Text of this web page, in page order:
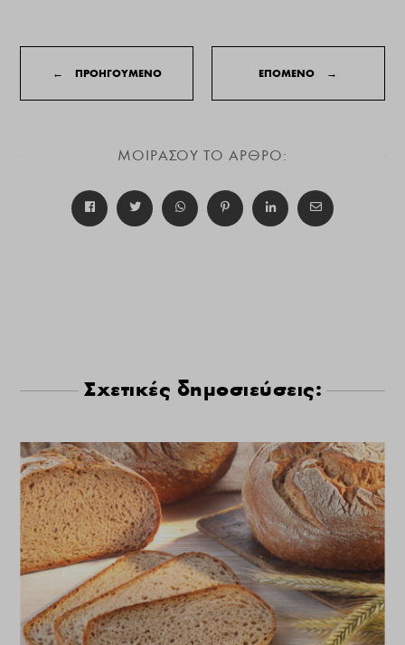
← ΠΡΟΗΓΟΥΜΕΝΟ ΕΠΟΜΕΝΟ →
ΜΟΙΡΑΣΟΥ ΤΟ ΑΡΘΡΟ:
Σχετικές δημοσιεύσεις: